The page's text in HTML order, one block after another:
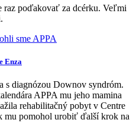
raz poďakovať za dcérku. Veľmi
Enza
s diagnózou Downov syndróm.
APPA mu jeho mamina
rehabilitačný pobyt v Centre
mu pomohol urobiť ďalší krok na